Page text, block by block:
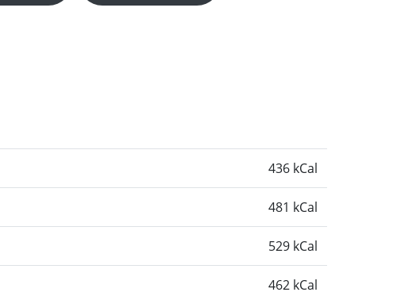
436 kCal
481 kCal
529 kCal
462 kCal